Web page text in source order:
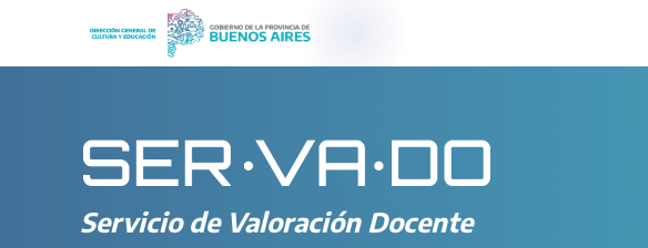
Servicio de Valoración Docente